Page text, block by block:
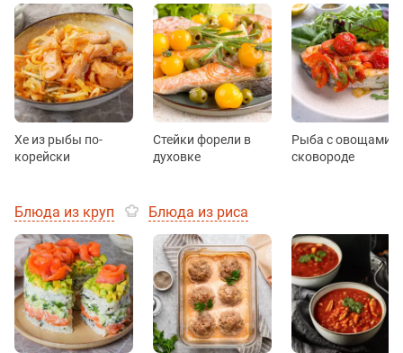
Хе из рыбы по-
корейски
Стейки форели в
духовке
Рыба с овощами
сковороде
Блюда из круп Блюда из риса